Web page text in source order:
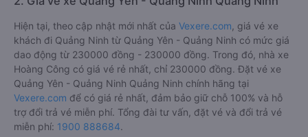
Hiện tại, theo cập nhật mới nhất của Vexere.com , giá vé xe
khách đi Quảng Ninh từ Quảng Yên - Quảng Ninh có mức giá
dao động từ 230000 đồng - 230000 đồng. Trong đó, nhà xe
Hoàng Công có giá vé rẻ nhất, chỉ 230000 đồng. Đặt vé xe
Quảng Yên - Quảng Ninh Quảng Ninh chính hãng tại
Vexere.com để có giá rẻ nhất, đảm bảo giữ chỗ 100% và hỗ
trợ đổi trả vé miễn phí. Tổng đài tư vấn, đặt vé và đổi trả vé
miễn phí: 1900 888684.